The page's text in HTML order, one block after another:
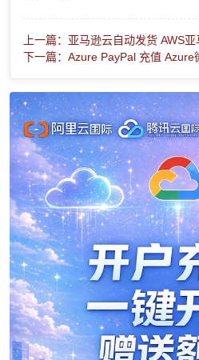
上一篇：亚马逊云自动发货 AWS
下一篇：Azure PayPal 充值 Azure